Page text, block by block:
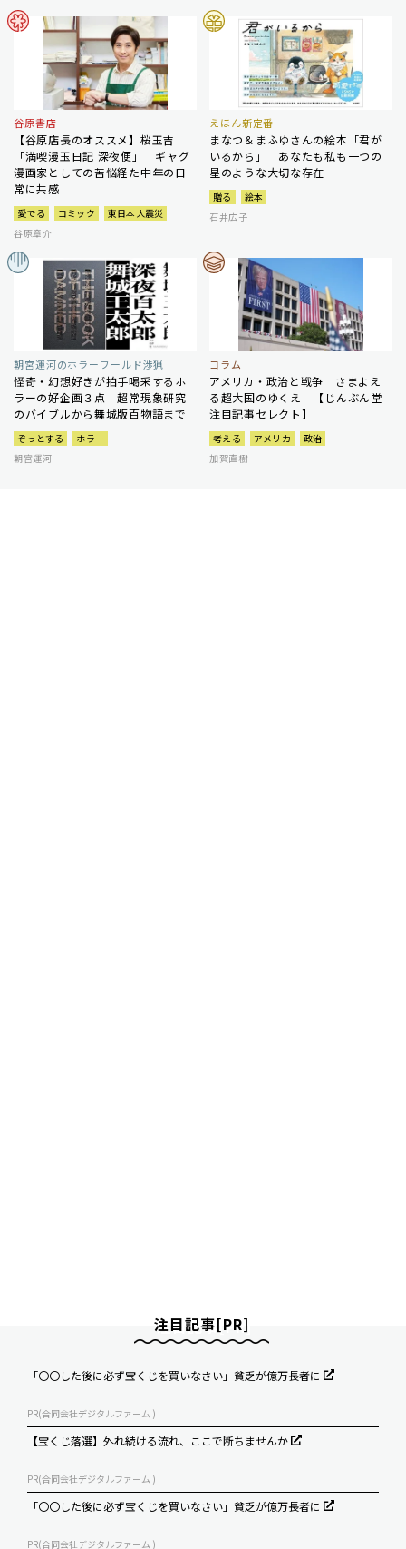
谷原書店
【谷原店長のオススメ】桜玉吉
「満喫漫玉日記 深夜便」 ギャグ
漫画家としての苦悩経た中年の日
常に共感
愛でる コミック
東日本大震災
谷原章介
えほん新定番
まなつ＆まふゆさんの絵本「君が
いるから」 あなたも私も一つの
星のような大切な存在
贈る
絵本
石井広子
朝宮運河のホラーワールド渉猟
怪奇・幻想好きが拍手喝采するホ
ラーの好企画３点 超常現象研究
のバイブルから舞城版百物語まで
ぞっとする
ホラー
朝宮運河
コラム
アメリカ・政治と戦争 さまよえ
る超大国のゆくえ 【じんぶん堂
注目記事セレクト】
考える アメリカ
政治
加賀直樹
注目記事[PR]
「〇〇した後に必ず宝くじを買いなさい」貧乏が億万長者に
PR(合同会社デジタルファーム )
【宝くじ落選】外れ続ける流れ、ここで断ちませんか
PR(合同会社デジタルファーム )
「〇〇した後に必ず宝くじを買いなさい」貧乏が億万長者に
PR(合同会社デジタルファーム )